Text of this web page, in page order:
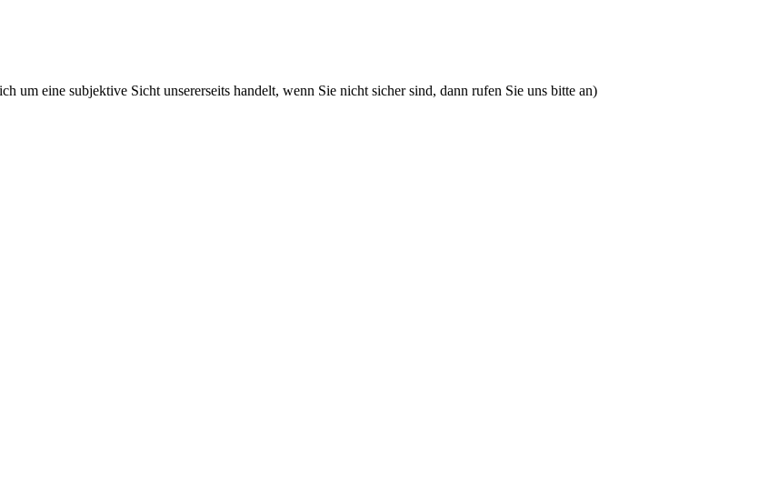
um eine subjektive Sicht unsererseits handelt, wenn Sie nicht sicher sind, dann rufen Sie uns bitte an)